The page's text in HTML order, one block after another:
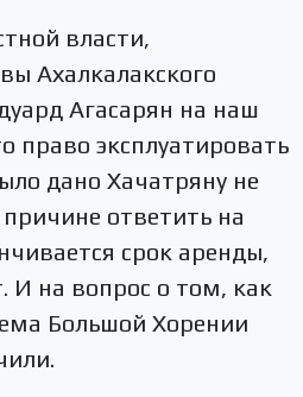
власти,
Ахалкалакского
Агасарян на наш
право эксплуатировать
дано Хачатряну не
ответить на
срок аренды,
И на вопрос о том, как
Большой Хорении